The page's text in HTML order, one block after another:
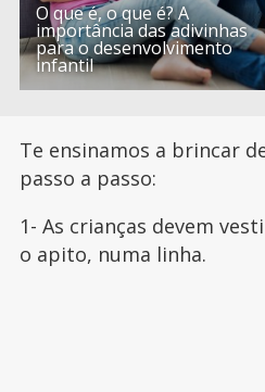
O que é, o que é? A
importância das adivinhas
para o desenvolvimento
infantil
Te ensinamos a brincar
passo a passo:
1- As crianças devem
o apito, numa linha.